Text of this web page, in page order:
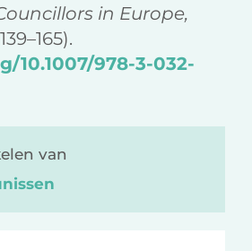
in Europe,
10.1007/978-3-032-
van